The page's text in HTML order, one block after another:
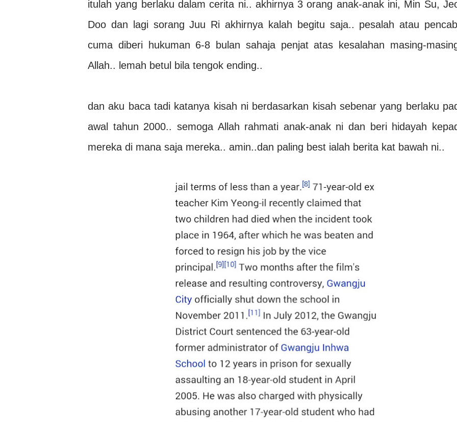
itulah yang berlaku dalam cerita ni.. akhirnya 3 orang anak-anak ini, Min Su,
Doo dan lagi sorang Juu Ri akhirnya kalah begitu saja.. pesalah atau
cuma diberi hukuman 6-8 bulan sahaja penjat atas kesalahan masing-
Allah.. lemah betul bila tengok ending..
dan aku baca tadi katanya kisah ni berdasarkan kisah sebenar yang berlaku
awal tahun 2000.. semoga Allah rahmati anak-anak ni dan beri hidayah
mereka di mana saja mereka.. amin..dan paling best ialah berita kat bawah ni..